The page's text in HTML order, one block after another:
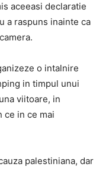
aceeasi declaratie
a raspuns inainte ca
o intalnire
in timpul unui
viitoare, in
ce in ce mai
palestiniana, dar